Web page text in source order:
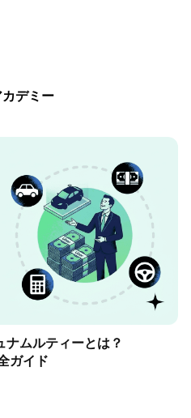
デミー
ムルティーとは？
ガイド